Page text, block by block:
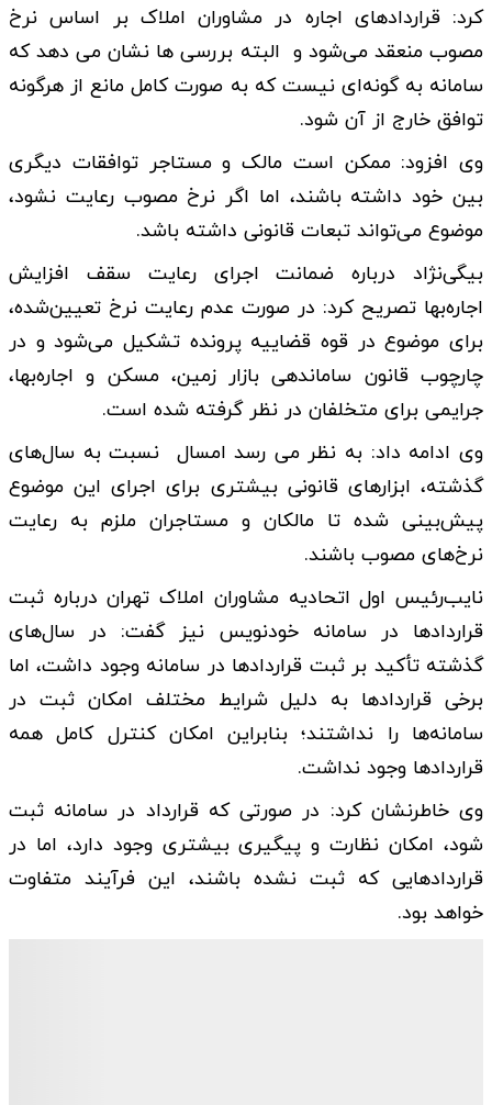
کرد: قرارداد‌های اجاره در مشاوران املاک بر اساس نرخ
مصوب منعقد می‌شود و البته بررسی ها نشان می دهد که
سامانه به گونه‌ای نیست که به صورت کامل مانع از هرگونه
توافق خارج از آن شود.
وی افزود: ممکن است مالک و مستاجر توافقات دیگری
بین خود داشته باشند، اما اگر نرخ مصوب رعایت نشود،
موضوع می‌تواند تبعات قانونی داشته باشد.
بیگی‌نژاد درباره ضمانت اجرای رعایت سقف افزایش
اجاره‌بها تصریح کرد: در صورت عدم رعایت نرخ تعیین‌شده،
برای موضوع در قوه قضاییه پرونده تشکیل می‌شود و در
چارچوب قانون ساماندهی بازار زمین، مسکن و اجاره‌بها،
جرایمی برای متخلفان در نظر گرفته شده است.
وی ادامه داد: به نظر می رسد امسال نسبت به سال‌های
گذشته، ابزار‌های قانونی بیشتری برای اجرای این موضوع
پیش‌بینی شده تا مالکان و مستاجران ملزم به رعایت
نرخ‌های مصوب باشند.
نایب‌رئیس اول اتحادیه مشاوران املاک تهران درباره ثبت
قرارداد‌ها در سامانه خودنویس نیز گفت: در سال‌های
گذشته تأکید بر ثبت قرارداد‌ها در سامانه وجود داشت، اما
برخی قرارداد‌ها به دلیل شرایط مختلف امکان ثبت در
سامانه‌ها را نداشتند؛ بنابراین امکان کنترل کامل همه
قرارداد‌ها وجود نداشت.
وی خاطرنشان کرد: در صورتی که قرارداد در سامانه ثبت
شود، امکان نظارت و پیگیری بیشتری وجود دارد، اما در
قرارداد‌هایی که ثبت نشده باشند، این فرآیند متفاوت
خواهد بود.